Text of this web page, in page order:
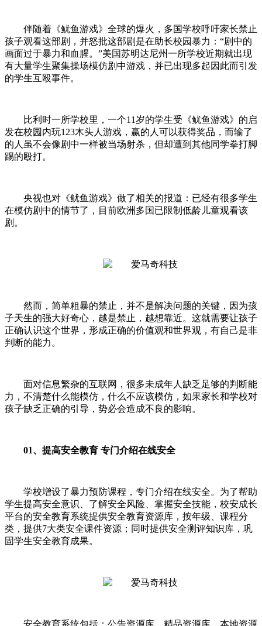
伴随着《鱿鱼游戏》全球的爆火，多国学校呼吁家长禁止
孩子观看这部剧，并怒批这部剧是在助长校园暴力：“剧中的
画面过于暴力和血腥。”美国苏明达尼州一所学校近期就出现
有大量学生聚集操场模仿剧中游戏，并已出现多起因此而引发
的学生互殴事件。
比利时一所学校里，一个11岁的学生受《鱿鱼游戏》的启
发在校园内玩123木头人游戏，赢的人可以获得奖品，而输了
的人虽不会像剧中一样被当场射杀，但却遭到其他同学拳打脚
踢的殴打。
央视也对《鱿鱼游戏》做了相关的报道：已经有很多学生
在模仿剧中的情节了，目前欧洲多国已限制低龄儿童观看该
剧。
然而，简单粗暴的禁止，并不是解决问题的关键，因为孩
子天生的强大好奇心，越是禁止，越想靠近。这就需要让孩子
正确认识这个世界，形成正确的价值观和世界观，有自己是非
判断的能力。
面对信息繁杂的互联网，很多未成年人缺乏足够的判断能
力，不清楚什么能模仿，什么不应该模仿，如果家长和学校对
孩子缺乏正确的引导，势必会造成不良的影响。
01、提高安全教育 专门介绍在线安全
学校增设了暴力预防课程，专门介绍在线安全。为了帮助
学生提高安全意识、了解安全风险、掌握安全技能，校安成长
平台的安全教育系统提供安全教育资源库，按年级、课程分
类，提供7大类安全课件资源；同时提供安全测评知识库，巩
固学生安全教育成果。
安全教育系统包括：公告资源库、精品资源库、本地资源